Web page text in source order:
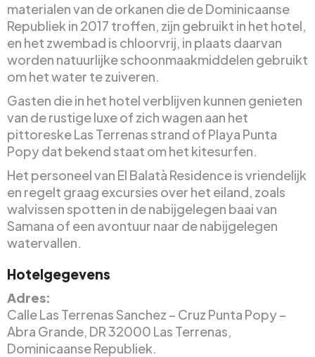
materialen van de orkanen die de Dominicaanse
Republiek in 2017 troffen, zijn gebruikt in het hotel,
en het zwembad is chloorvrij, in plaats daarvan
worden natuurlijke schoonmaakmiddelen gebruikt
om het water te zuiveren.
Gasten die in het hotel verblijven kunnen genieten
van de rustige luxe of zich wagen aan het
pittoreske Las Terrenas strand of Playa Punta
Popy dat bekend staat om het kitesurfen.
Het personeel van El Balatà Residence is vriendelijk
en regelt graag excursies over het eiland, zoals
walvissen spotten in de nabijgelegen baai van
Samana of een avontuur naar de nabijgelegen
watervallen.
Hotelgegevens
Adres:
Calle Las Terrenas Sanchez – Cruz Punta Popy –
Abra Grande, DR 32000 Las Terrenas,
Dominicaanse Republiek.